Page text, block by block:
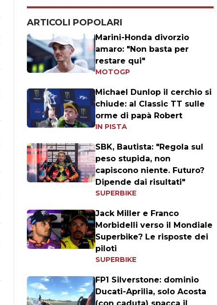
ARTICOLI POPOLARI
Marini-Honda divorzio
amaro: "Non basta per
restare qui"
MOTOGP
Michael Dunlop il cerchio si
chiude: al Classic TT sulle
orme di papà Robert
IN PISTA
SBK, Bautista: "Regola sul
peso stupida, non
capiscono niente. Futuro?
Dipende dai risultati"
SUPERBIKE
Jack Miller e Franco
Morbidelli verso il Mondiale
Superbike? Le risposte dei
piloti
SUPERBIKE
FP1 Silverstone: dominio
Ducati-Aprilia, solo Acosta